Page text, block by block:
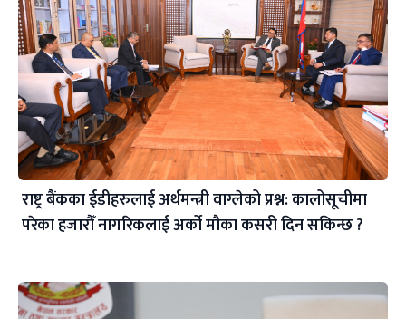
राष्ट्र बैंकका ईडीहरुलाई अर्थमन्त्री वाग्लेको प्रश्न: कालोसूचीमा
परेका हजारौँ नागरिकलाई अर्को मौका कसरी दिन सकिन्छ ?